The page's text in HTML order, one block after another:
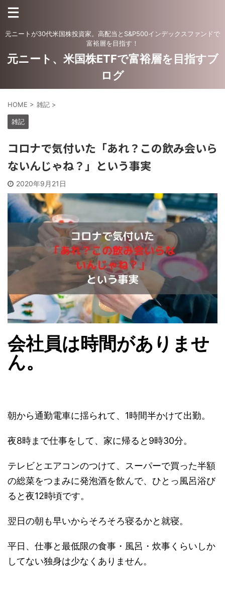
元ニートが30代米国株投資家。高配当とS&P500インデックスファンドで
富裕層を目指す！
元ニート、米国株ETFで富裕層を目指すブ
ログ
HOME > 雑記 >
雑記
コロナで気付いた「あれ？この飲み会いら
ないんじゃね？」という事実
2020年9月21日
会社員は時間がありませ
ん。
朝から通勤電車に揺られて、1時間半かけて出勤。
夜8時まで仕事をして、家に帰ると9時30分。
テレビとエアコンのつけて、スーパーで買った半額
の総菜をつまみに発泡酒を飲んで、ひとっ風呂浴び
ると夜12時頃です。
翌日の朝も早いからそろそろ寝るかと就寝。
平日、仕事と最低限の食事・風呂・炊事くらいしか
してない独身は少なくありません。